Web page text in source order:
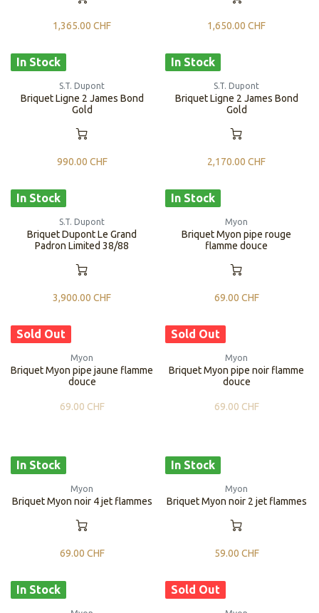
1,365.00 CHF 1,650.00 CHF
In Stock
S.T. Dupont
Briquet Ligne 2 James Bond
Gold
990.00 CHF
In Stock
S.T. Dupont
Briquet Ligne 2 James Bond
Gold
2,170.00 CHF
In Stock
S.T. Dupont
Briquet Dupont Le Grand
Padron Limited 38/88
3,900.00 CHF
In Stock
Myon
Briquet Myon pipe rouge
flamme douce
69.00 CHF
Sold Out
Myon
Briquet Myon pipe jaune flamme
douce
69.00 CHF
Sold Out
Myon
Briquet Myon pipe noir flamme
douce
69.00 CHF
In Stock
Myon
Briquet Myon noir 4 jet flammes
69.00 CHF
In Stock
Myon
Briquet Myon noir 2 jet flammes
59.00 CHF
In Stock Sold Out